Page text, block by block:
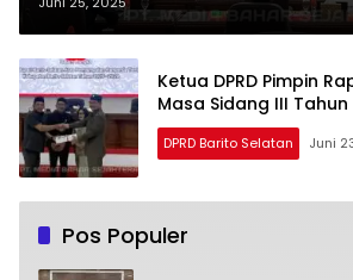
Ketua DPRD Pimpin
Masa Sidang III Tahun
DPRD Barito Selatan Juni
Pos Populer